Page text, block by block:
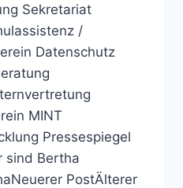
Sekretariat
/
Datenschutz
MINT
Pressespiegel
sind Bertha
PostÄlterer